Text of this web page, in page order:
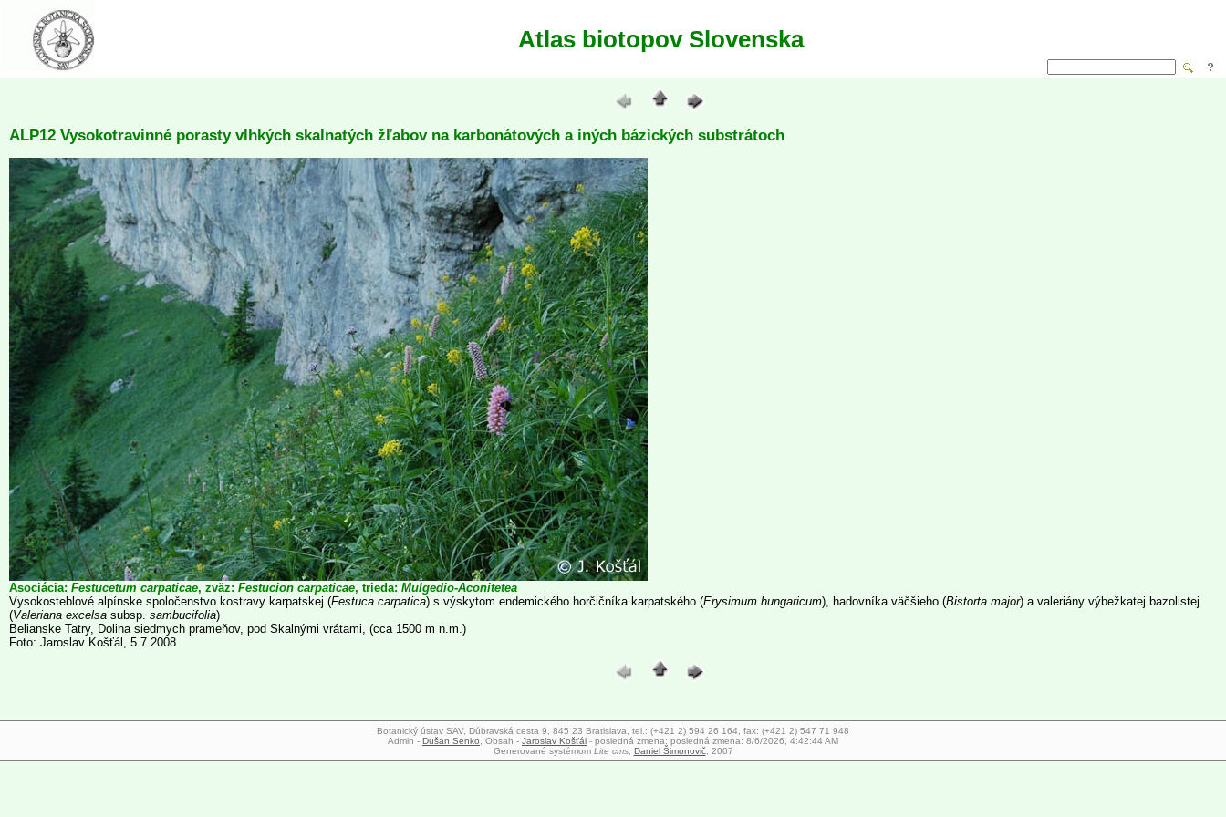
Atlas biotopov Slovenska
ALP12 Vysokotravinné porasty vlhkých skalnatých žľabov na karbonátových a iných bázických substrátoch
Asociácia: Festucetum carpaticae, zväz: Festucion carpaticae, trieda: Mulgedio-Aconitetea
Vysokosteblové alpínske spoločenstvo kostravy karpatskej (Festuca carpatica) s výskytom endemického horčičníka karpatského (Erysimum hungaricum), hadovníka väčšieho (Bistorta major) a valeriány výbežkatej bazolistej
(Valeriana excelsa subsp. sambucifolia)
Belianske Tatry, Dolina siedmych prameňov, pod Skalnými vrátami, (cca 1500 m n.m.)
Foto: Jaroslav Košťál, 5.7.2008
Botanický ústav SAV, Dúbravská cesta 9, 845 23 Bratislava, tel.: (+421 2) 594 26 164, fax: (+421 2) 547 71 948
Admin - Dušan Senko , Obsah - Jaroslav Košťál - posledná zmena: posledná zmena: 8/6/2026, 4:42:44 AM
Generované systémom Lite cms, Daniel Šimonovič, 2007